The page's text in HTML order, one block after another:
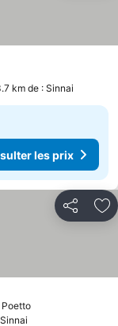
km de : Sinnai
les prix
Partager
Poetto